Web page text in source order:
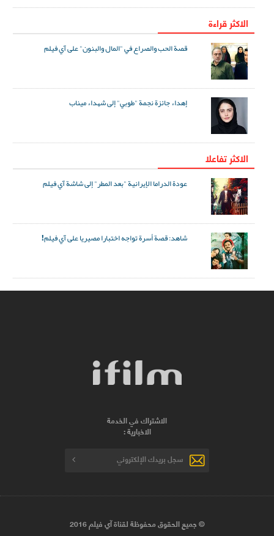
الاكثر قراءة
قصة الحب والصراع في "المال والبنون" على آي فيلم
إهداء جائزة نجمة "طوبي" إلى شهداء ميناب
الاکثر تفاعلا
عودة الدراما الإيرانية "بعد المطر" إلى شاشة آي فيلم
شاهد: قصة أسرة تواجه اختبارا مصيريا على آي فيلم!
الاشتراك في الخدمة
الاخبارية :
© جميع الحقوق محفوظة لقناة آي فيلم 2016